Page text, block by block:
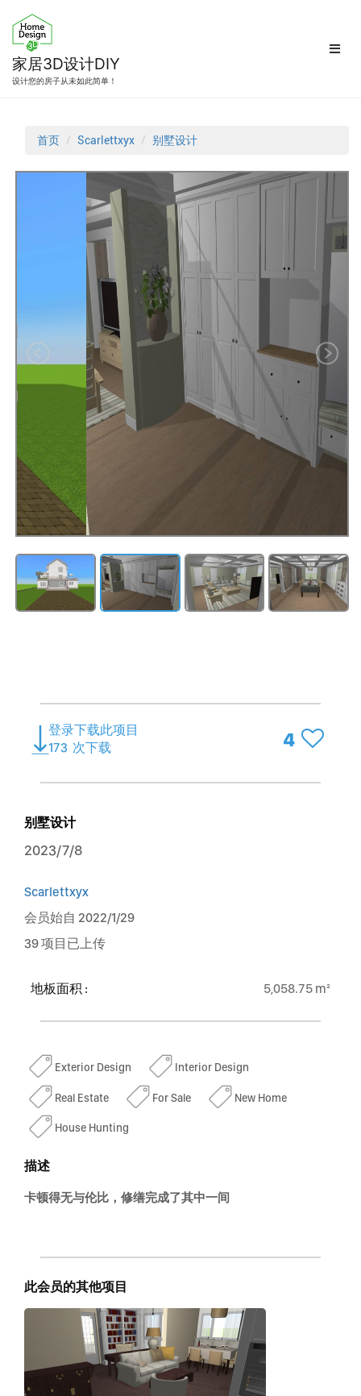
家居3D设计DIY
设计您的房子从未如此简单！
首页 Scarlettxyx 别墅设计
登录下载此项目
173 次下载 4
别墅设计
2023/7/8
Scarlettxyx
会员始自 2022/1/29
39 项目已上传
地板面积 : 5,058.75 m²
Exterior Design Interior Design
Real Estate For Sale New Home
House Hunting
描述
卡顿得无与伦比，修缮完成了其中一间
此会员的其他项目